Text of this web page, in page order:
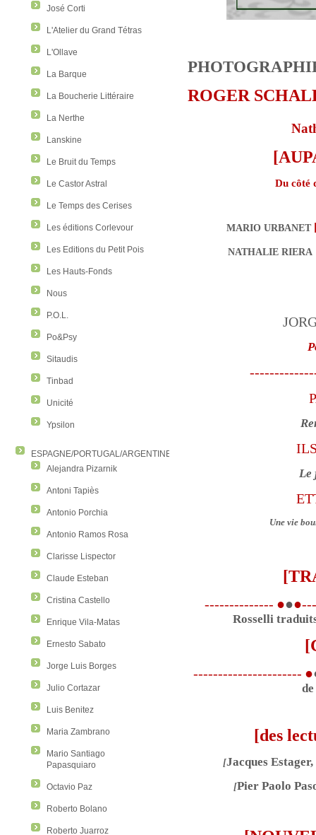
José Corti
L'Atelier du Grand Tétras
L'Ollave
La Barque
La Boucherie Littéraire
La Nerthe
Lanskine
Le Bruit du Temps
Le Castor Astral
Le Temps des Cerises
Les éditions Corlevour
Les Editions du Petit Pois
Les Hauts-Fonds
Nous
P.O.L.
Po&Psy
Sitaudis
Tinbad
Unicité
Ypsilon
ESPAGNE/PORTUGAL/ARGENTINE/COLOMBIE
Alejandra Pizarnik
Antoni Tapiès
Antonio Porchia
Antonio Ramos Rosa
Clarisse Lispector
Claude Esteban
Cristina Castello
Enrique Vila-Matas
Ernesto Sabato
Jorge Luis Borges
Julio Cortazar
Luis Benitez
Maria Zambrano
Mario Santiago
Papasquiaro
Octavio Paz
Roberto Bolano
Roberto Juarroz
ROGER
Du côté
MARIO URBANET
NATHALIE RIERA
Le
Une vie
-------------- ●●●
Rosselli
---------------------- ●
de
[des
[Jacques Estager,
[Pier Paolo